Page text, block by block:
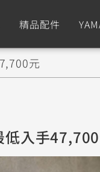
精品配件
風格
AMT
風格
Limi
愛車
元
低入手